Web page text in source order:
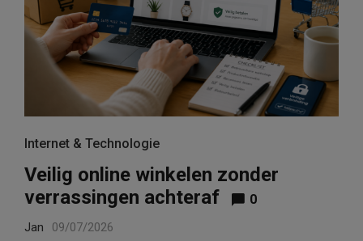
Internet & Technologie
Veilig online winkelen zonder
verrassingen achteraf
0
Jan 09/07/2026